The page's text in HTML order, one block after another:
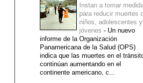
Instan a tomar
para reducir muertes
niños, adolescentes y
jóvenes - Un nuevo
informe de la Organización
Panamericana de la Salud (OPS)
indica que las muertes en el
continúan aumentando en el
continente americano, c...